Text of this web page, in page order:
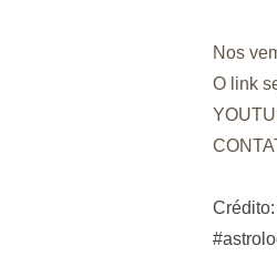
Nos
O link